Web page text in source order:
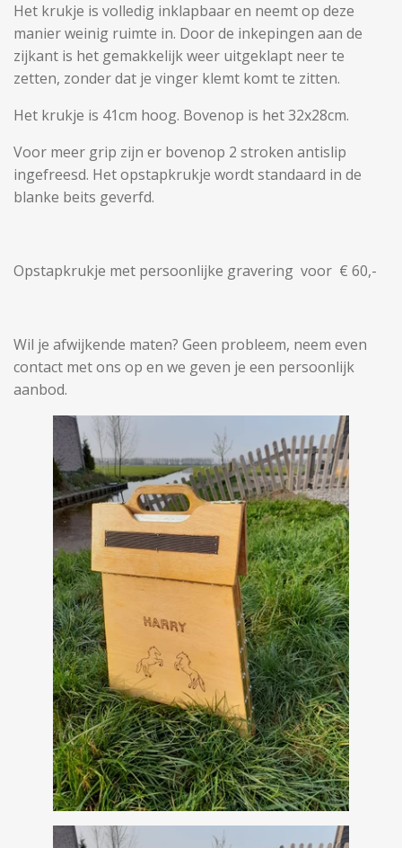
Het krukje is volledig inklapbaar en neemt op deze
manier weinig ruimte in. Door de inkepingen aan de
zijkant is het gemakkelijk weer uitgeklapt neer te
zetten, zonder dat je vinger klemt komt te zitten.
Het krukje is 41cm hoog. Bovenop is het 32x28cm.
Voor meer grip zijn er bovenop 2 stroken antislip
ingefreesd. Het opstapkrukje wordt standaard in de
blanke beits geverfd.
Opstapkrukje met persoonlijke gravering voor € 60,-
Wil je afwijkende maten? Geen probleem, neem even
contact met ons op en we geven je een persoonlijk
aanbod.